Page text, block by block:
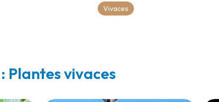
Vivaces
Plantes vivaces